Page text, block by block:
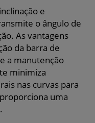
e
o ângulo de
As vantagens
da barra de
a manutenção
minimiza
nas curvas para
uma